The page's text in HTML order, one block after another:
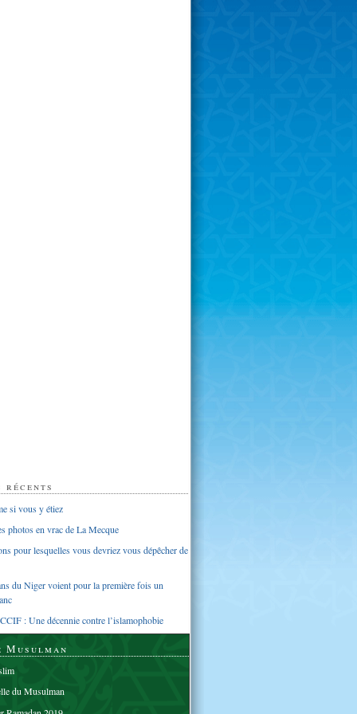
si vous y étiez
photos en vrac de La Mecque
pour lesquelles vous devriez vous dépêcher de
du Niger voient pour la première fois un
: Une décennie contre l’islamophobie
Musulman
du Musulman